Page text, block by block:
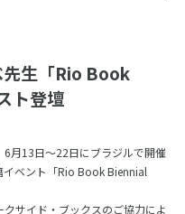
先生「Rio Book
ト登壇
6月13日～22日にブラジルで開催
イベント「Rio Book Biennial
サイド・ブックスのご協力によ